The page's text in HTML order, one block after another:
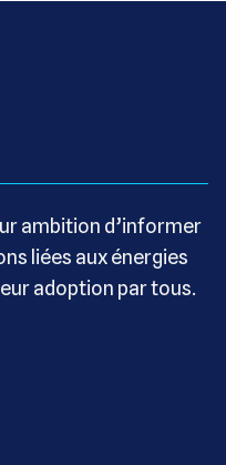
ambition d’informer
liées aux énergies
adoption par tous.